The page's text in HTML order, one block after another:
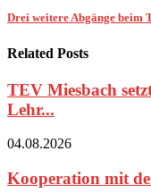
Drei weitere Abgänge beim
Related Posts
TEV Miesbach
Lehr...
04.08.2026
Kooperation mit